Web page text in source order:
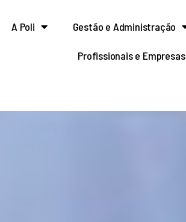
A Poli Gestão e Administração
Profissionais e Empresas